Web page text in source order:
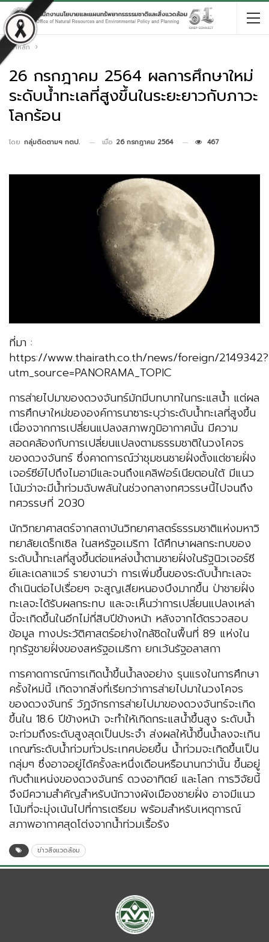
หน้าหลัก
26 กรกฎาคม 2564 ผลการศึกษาใหม่
ระดับน้ำทะเลที่สูงขึ้นในระยะยาวกับภาวะ
โลกร้อน
โดย กลุ่มติดตามฯ กตป. เมื่อ 26 กรกฎาคม 2564 467
ที่มา :
https://www.thairath.co.th/news/foreign/2149342?
utm_source=PANORAMA_TOPIC
การส่ายไปมาของดวงจันทร์มักมีบทบาทในกระแสน้ำ แต่ผล
การศึกษาใหม่ขององค์การนาซาระบุว่าระดับน้ำทะเลที่สูงขึ้น
เนื่องจากการเปลี่ยนแปลงสภาพภูมิอากาศนั้น มีความ
สอดคล้องกับการเปลี่ยนแปลงตามธรรมชาติในวงโคจร
ของดวงจันทร์ ซึ่งคาดการณ์ว่าชุมชนชายฝั่งตั้งแต่ชายฝั่ง
เจอร์ซีย์ไปถึงไมอามีและจนถึงแคลิฟอร์เนียตอนใต้ มีแนว
โน้มว่าจะมีน้ำท่วมฉับพลันในช่วงกลางทศวรรษนี้ไปจนถึง
ทศวรรษที่ 2030
นักวิทยาศาสตร์จากสถาบันวิทยาศาสตร์ธรรมชาติแห่งมหาวิ
ทยาลัยเดร็กเซิล ในสหรัฐอเมริกา ได้ศึกษาผลกระทบของ
ระดับน้ำทะเลที่สูงขึ้นต่อแหล่งน้ำตามชายฝั่งในรัฐนิวเจอร์ซี
ย์และเดลาแวร์ รายงานว่า การเพิ่มขึ้นของระดับน้ำทะเลจะ
ดำเนินต่อไปเรื่อยๆ จะสูญเสียหนองบึงมากขึ้น ป่าชายฝั่ง
ทะเลจะได้รับผลกระทบ และจะเห็นว่าการเปลี่ยนแปลงเหล่า
นี้จะเกิดขึ้นในอีกไม่กี่สิบปีข้างหน้า หลังจากได้ตรวจสอบ
ข้อมูล ทางประวัติศาสตร์อย่างใกล้ชิดในพื้นที่ 89 แห่งใน
ทุกรัฐชายฝั่งของสหรัฐอเมริกา ยกเว้นรัฐอลาสกา
การคาดการณ์การเกิดน้ำขึ้นน้ำลงอย่าง รุนแรงในการศึกษา
ครั้งใหม่นี้ เกิดจากสิ่งที่เรียกว่าการส่ายไปมาในวงโคจร
ของดวงจันทร์ วัฏจักรการส่ายไปมาของดวงจันทร์จะเกิด
ขึ้นใน 18.6 ปีข้างหน้า จะทำให้เกิดกระแสน้ำขึ้นสูง ระดับน้ำ
จะท่วมถึงระดับสูงสุดเป็นประจำ ส่งผลให้น้ำขึ้นน้ำลงจะเกิน
เกณฑ์ระดับน้ำท่วมทั่วประเทศบ่อยขึ้น น้ำท่วมจะเกิดขึ้นเป็น
กลุ่มๆ ซึ่งอาจอยู่ได้ครั้งละหนึ่งเดือนหรือนานกว่านั้น ขึ้นอยู่
กับตำแหน่งของดวงจันทร์ ดวงอาทิตย์ และโลก การวิจัยนี้
จึงมีความสำคัญสำหรับนักวางผังเมืองชายฝั่ง อาจมีแนว
โน้มที่จะมุ่งเน้นไปที่การเตรียม พร้อมสำหรับเหตุการณ์
สภาพอากาศสุดโต่งจากน้ำท่วมเรื้อรัง
ข่าวสิ่งแวดล้อม